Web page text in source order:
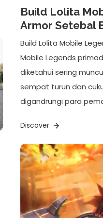
Build Lolita
Armor Setebal
Build Lolita Mobile
Mobile Legends
diketahui sering
sempat turun dan
digandrungi para
Discover